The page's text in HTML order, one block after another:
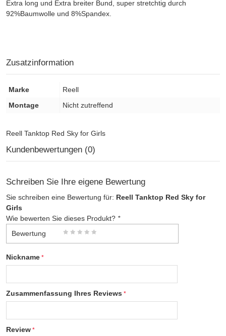
Extra long und Extra breiter Bund, super stretchtig durch
92%Baumwolle und 8%Spandex.
Zusatzinformation
Marke
Reell
Montage
Nicht zutreffend
Reell Tanktop Red Sky for Girls
Kundenbewertungen (0)
Schreiben Sie Ihre eigene Bewertung
Sie schreiben eine Bewertung für: Reell Tanktop Red Sky for
Girls
Wie bewerten Sie dieses Produkt? *
Bewertung
Nickname
Zusammenfassung Ihres Reviews
Review